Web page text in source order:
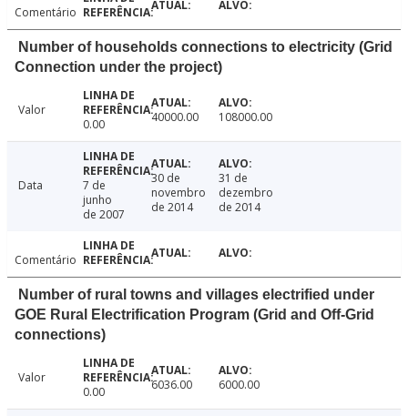
Comentário
Number of households connections to electricity (Grid
Connection under the project)
Valor
0.00
40000.00 108000.00
Data
7 de
junho
de 2007
30 de
novembro
de 2014
31 de
dezembro
de 2014
Comentário
Number of rural towns and villages electrified under
GOE Rural Electrification Program (Grid and Off-Grid
connections)
Valor
0.00
6036.00 6000.00